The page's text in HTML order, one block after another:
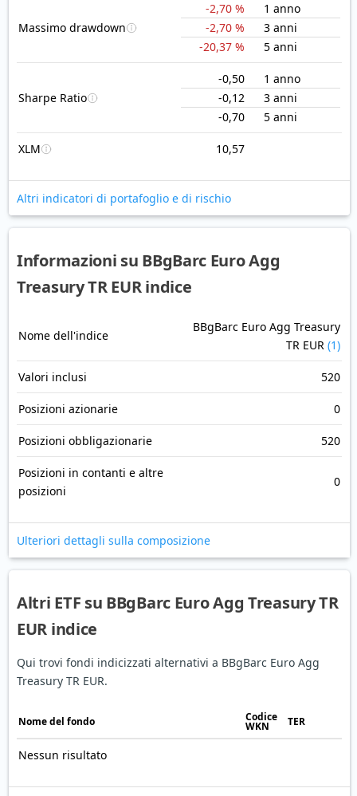
Massimo drawdown
-2,70 %
1 anno
-2,70 %
3 anni
-20,37 %
5 anni
Sharpe Ratio
-0,50
1 anno
-0,12
3 anni
-0,70
5 anni
XLM 10,57
Altri indicatori di portafoglio e di rischio
Informazioni su BBgBarc Euro Agg
Treasury TR EUR indice
Nome dell'indice
BBgBarc Euro Agg Treasury
TR EUR (1)
Valori inclusi 520
Posizioni azionarie 0
Posizioni obbligazionarie 520
Posizioni in contanti e altre
posizioni
0
Ulteriori dettagli sulla composizione
Altri ETF su BBgBarc Euro Agg Treasury TR
EUR indice
Qui trovi fondi indicizzati alternativi a BBgBarc Euro Agg
Treasury TR EUR.
Nome del fondo Codice
WKN TER
Nessun risultato